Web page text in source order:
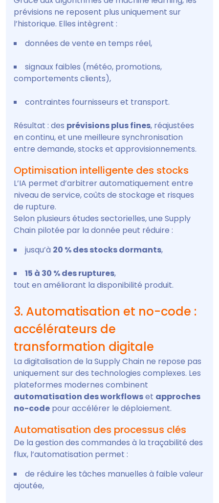
prévisions ne reposent plus uniquement sur
l’historique. Elles intègrent :
données de vente en temps réel,
signaux faibles (météo, promotions,
comportements clients),
contraintes fournisseurs et transport.
Résultat : des prévisions plus fines, réajustées
en continu, et une meilleure synchronisation
entre demande, stocks et approvisionnements.
Optimisation intelligente des stocks
L’IA permet d’arbitrer automatiquement entre
niveau de service, coûts de stockage et risques
de rupture.
Selon plusieurs études sectorielles, une Supply
Chain pilotée par la donnée peut réduire :
jusqu’à 20 % des stocks dormants,
15 à 30 % des ruptures,
tout en améliorant la disponibilité produit.
3. Automatisation et no-code :
accélérateurs de
transformation digitale
La digitalisation de la Supply Chain ne repose pas
uniquement sur des technologies complexes. Les
plateformes modernes combinent
automatisation des workflowset approches
no-code pour accélérer le déploiement.
Automatisation des processus clés
De la gestion des commandes à la traçabilité des
flux, l’automatisation permet :
de réduire les tâches manuelles à faible valeur
ajoutée,